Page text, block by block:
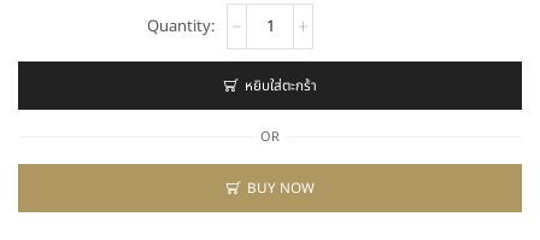
Wallet
Elegant
Pearl
ชิ้น
หยิบใส่ตะกร้า
OR
BUY NOW